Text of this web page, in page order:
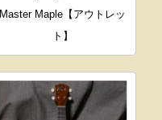
Master Maple【アウトレッ
ト】